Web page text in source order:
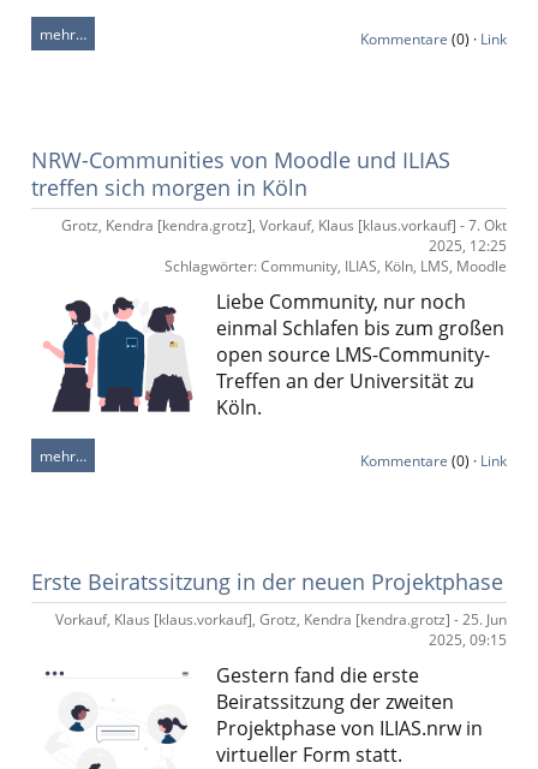
mehr… Kommentare (0) · Link
NRW-Communities von Moodle und ILIAS
treffen sich morgen in Köln
Grotz, Kendra [kendra.grotz], Vorkauf, Klaus [klaus.vorkauf] - 7. Okt
2025, 12:25
Schlagwörter: Community, ILIAS, Köln, LMS, Moodle
Liebe Community, nur noch
einmal Schlafen bis zum großen
open source LMS-Community-
Treffen an der Universität zu
Köln.
mehr… Kommentare (0) · Link
Erste Beiratssitzung in der neuen Projektphase
Vorkauf, Klaus [klaus.vorkauf], Grotz, Kendra [kendra.grotz] - 25. Jun
2025, 09:15
Gestern fand die erste
Beiratssitzung der zweiten
Projektphase von ILIAS.nrwin
virtueller Form statt.